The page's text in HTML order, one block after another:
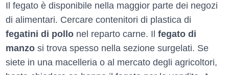
Il fegato è disponibile nella maggior parte dei negozi
di alimentari. Cercare contenitori di plastica di
fegatini di pollo nel reparto carne. Il fegato di
manzo si trova spesso nella sezione surgelati. Se
siete in una macelleria o al mercato degli agricoltori,